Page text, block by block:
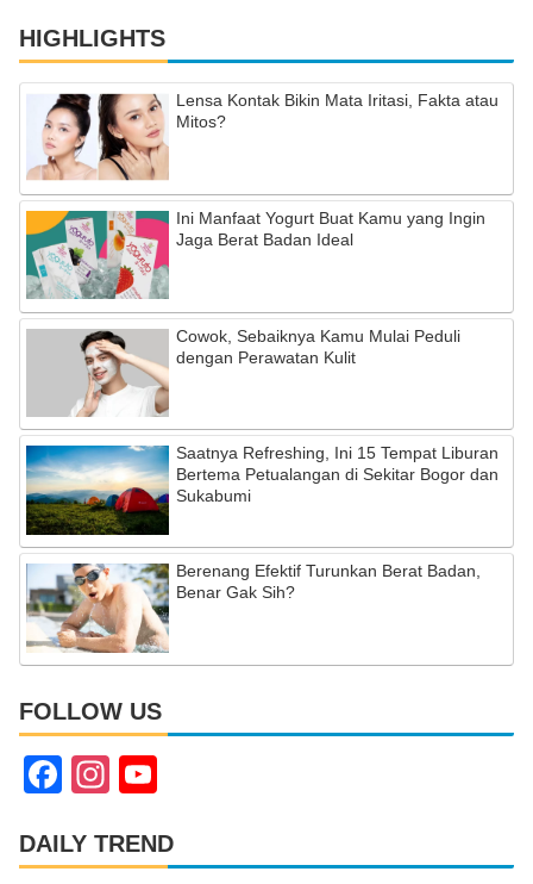
HIGHLIGHTS
Lensa Kontak Bikin Mata Iritasi, Fakta atau
Mitos?
Ini Manfaat Yogurt Buat Kamu yang Ingin
Jaga Berat Badan Ideal
Cowok, Sebaiknya Kamu Mulai Peduli
dengan Perawatan Kulit
Saatnya Refreshing, Ini 15 Tempat Liburan
Bertema Petualangan di Sekitar Bogor dan
Sukabumi
Berenang Efektif Turunkan Berat Badan,
Benar Gak Sih?
FOLLOW US
F
c
In
a
u
DAILY TREND